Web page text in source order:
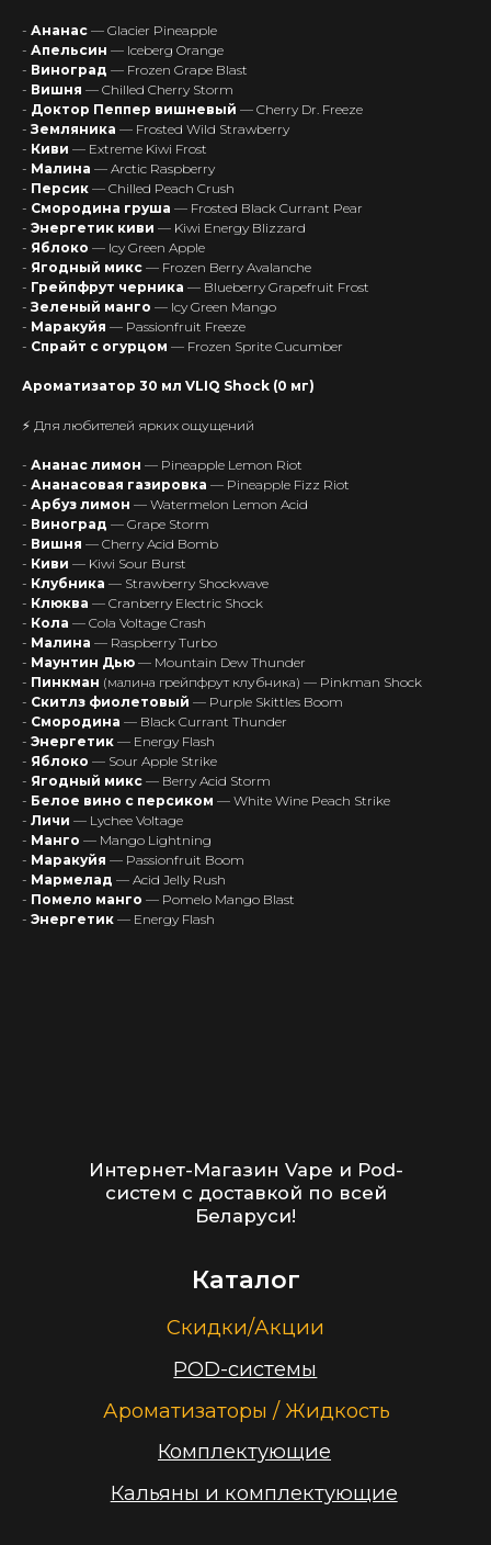
- Ананас — Glacier Pineapple
- Апельсин — Iceberg Orange
- Виноград — Frozen Grape Blast
- Вишня — Chilled Cherry Storm
- Доктор Пеппер вишневый — Cherry Dr. Freeze
- Земляника — Frosted Wild Strawberry
- Киви — Extreme Kiwi Frost
- Малина — Arctic Raspberry
- Персик — Chilled Peach Crush
- Смородина груша — Frosted Black Currant Pear
- Энергетик киви — Kiwi Energy Blizzard
- Яблоко — Icy Green Apple
- Ягодный микс — Frozen Berry Avalanche
- Грейпфрут черника — Blueberry Grapefruit Frost
- Зеленый манго — Icy Green Mango
- Маракуйя — Passionfruit Freeze
- Спрайт с огурцом — Frozen Sprite Cucumber
Ароматизатор 30 мл VLIQ Shock (0 мг)
⚡ Для любителей ярких ощущений
- Ананас лимон — Pineapple Lemon Riot
- Ананасовая газировка — Pineapple Fizz Riot
- Арбуз лимон — Watermelon Lemon Acid
- Виноград — Grape Storm
- Вишня — Cherry Acid Bomb
- Киви — Kiwi Sour Burst
- Клубника — Strawberry Shockwave
- Клюква — Cranberry Electric Shock
- Кола — Cola Voltage Crash
- Малина — Raspberry Turbo
- Маунтин Дью — Mountain Dew Thunder
- Пинкман (малина грейпфрут клубника) — Pinkman Shock
- Скитлз фиолетовый — Purple Skittles Boom
- Смородина — Black Currant Thunder
- Энергетик — Energy Flash
- Яблоко — Sour Apple Strike
- Ягодный микс — Berry Acid Storm
- Белое вино с персиком — White Wine Peach Strike
- Личи — Lychee Voltage
- Манго — Mango Lightning
- Маракуйя — Passionfruit Boom
- Мармелад — Acid Jelly Rush
- Помело манго — Pomelo Mango Blast
- Энергетик — Energy Flash
Кальяны и комплектующие
Комплектующие
POD-системы
Блог
Доставка и оплата
Гарантия
Скидки/Акции
Ароматизаторы / Жидкость
2026 г.
Каталог
Информация
ООО “Облачный дом”
Интернет-Магазин Vape и Pod-
систем с доставкой по всей
Беларуси!